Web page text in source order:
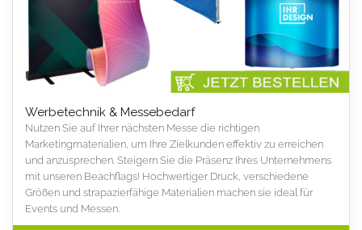
Werbetechnik & Messebedarf
Nutzen Sie auf Ihrer nächsten Messe die richtigen
Marketingmaterialien, um Ihre Zielkunden effektiv zu erreichen
und anzusprechen. Steigern Sie die Präsenz Ihres Unternehmens
mit unseren Beachflags! Hochwertiger Druck, verschiedene
Größen und strapazierfähige Materialien machen sie ideal für
Events und Messen.